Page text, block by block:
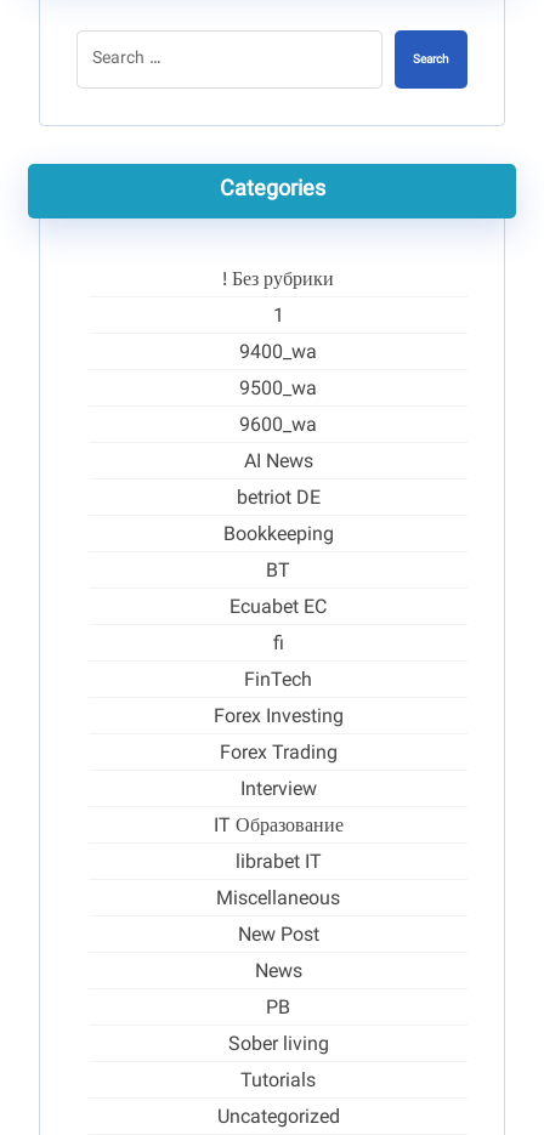
Search
Categories
! Без рубрики
1
9400_wa
9500_wa
9600_wa
AI News
betriot DE
Bookkeeping
BT
Ecuabet EC
fi
FinTech
Forex Investing
Forex Trading
Interview
IT Образование
librabet IT
Miscellaneous
New Post
News
PB
Sober living
Tutorials
Uncategorized